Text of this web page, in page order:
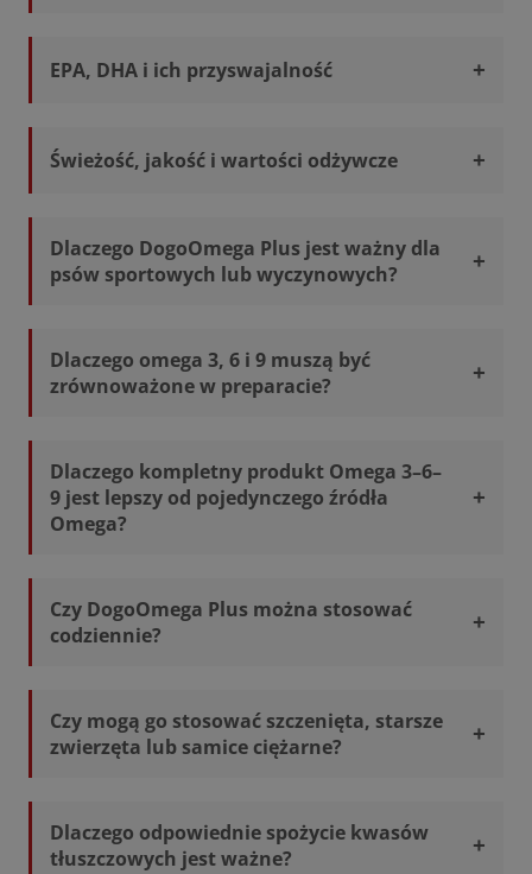
EPA, DHA i ich przyswajalność
Świeżość, jakość i wartości odżywcze
Dlaczego DogoOmega Plus jest ważny dla
psów sportowych lub wyczynowych?
Dlaczego omega 3, 6 i 9 muszą być
zrównoważone w preparacie?
Dlaczego kompletny produkt Omega 3–6–
9 jest lepszy od pojedynczego źródła
Omega?
Czy DogoOmega Plus można stosować
codziennie?
Czy mogą go stosować szczenięta, starsze
zwierzęta lub samice ciężarne?
Dlaczego odpowiednie spożycie kwasów
tłuszczowych jest ważne?